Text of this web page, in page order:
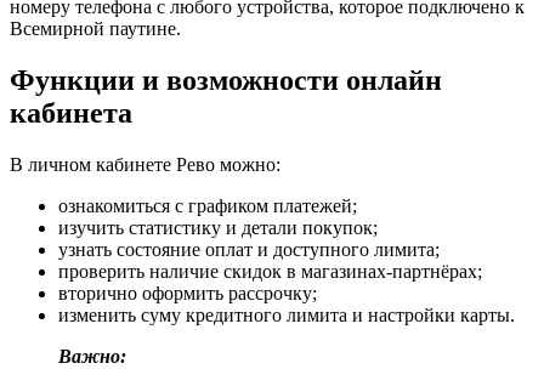
номеру телефона с любого устройства, которое подключено к
Всемирной паутине.
Функции и возможности онлайн
кабинета
В личном кабинете Рево можно:
ознакомиться с графиком платежей;
изучить статистику и детали покупок;
узнать состояние оплат и доступного лимита;
проверить наличие скидок в магазинах-партнёрах;
вторично оформить рассрочку;
изменить суму кредитного лимита и настройки карты.
Важно: